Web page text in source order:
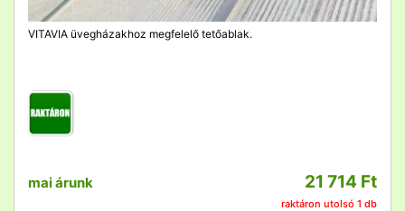
VITAVIA üvegházakhoz megfelelő tetőablak.
mai árunk 21 714 Ft
raktáron utolsó 1 db